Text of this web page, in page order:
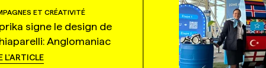
ET CRÉATIVITÉ
signe le design de
Anglomaniac
L'ARTICLE